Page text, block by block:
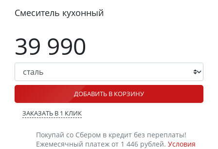
Смеситель кухонный
39 990
ДОБАВИТЬ В КОРЗИНУ
ЗАКАЗАТЬ В 1 КЛИК
Покупай со Сбером в кредит без переплаты!
Ежемесячный платеж от 1 446 рублей. Условия